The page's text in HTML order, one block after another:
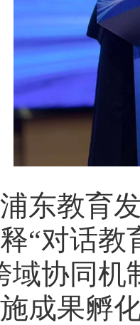
教育发
“对话
域协同
成果孵